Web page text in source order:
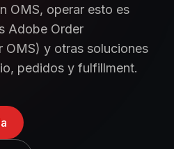
OMS, operar esto es
Adobe Order
OMS) y otras soluciones
pedidos y fulfillment.